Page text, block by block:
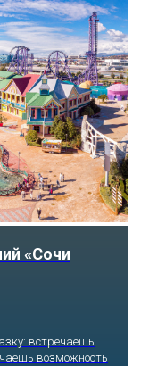
«Сочи
встречаешь
возможность